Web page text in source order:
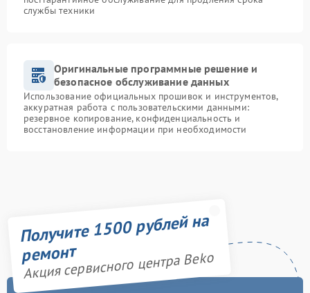
службы техники
Оригинальные программные решение и
безопасное обслуживание данных
Использование официальных прошивок и инструментов,
аккуратная работа с пользовательскими данными:
резервное копирование, конфиденциальность и
восстановление информации при необходимости
Получите 1500 рублей на
ремонт
Акция сервисного центра Beko